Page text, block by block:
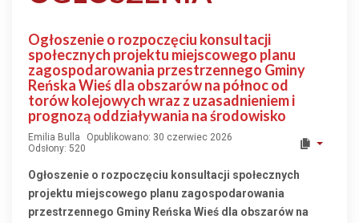
Ogłoszenie o rozpoczęciu konsultacji
społecznych projektu miejscowego planu
zagospodarowania przestrzennego Gminy
Reńska Wieś dla obszarów na północ od
torów kolejowych wraz z uzasadnieniem i
prognozą oddziaływania na środowisko
Emilia Bulla
Opublikowano: 30 czerwiec 2026
Odsłony: 520
Ogłoszenie o rozpoczęciu konsultacji społecznych
projektu miejscowego planu zagospodarowania
przestrzennego Gminy Reńska Wieś dla obszarów na